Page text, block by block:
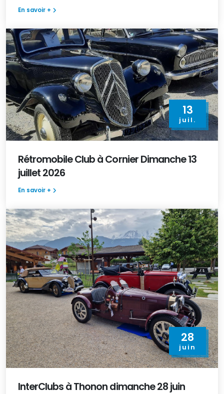
En savoir +
13
juil.
Rétromobile Club à Cornier Dimanche 13
juillet 2026
En savoir +
28
juin
InterClubs à Thonon dimanche 28 juin